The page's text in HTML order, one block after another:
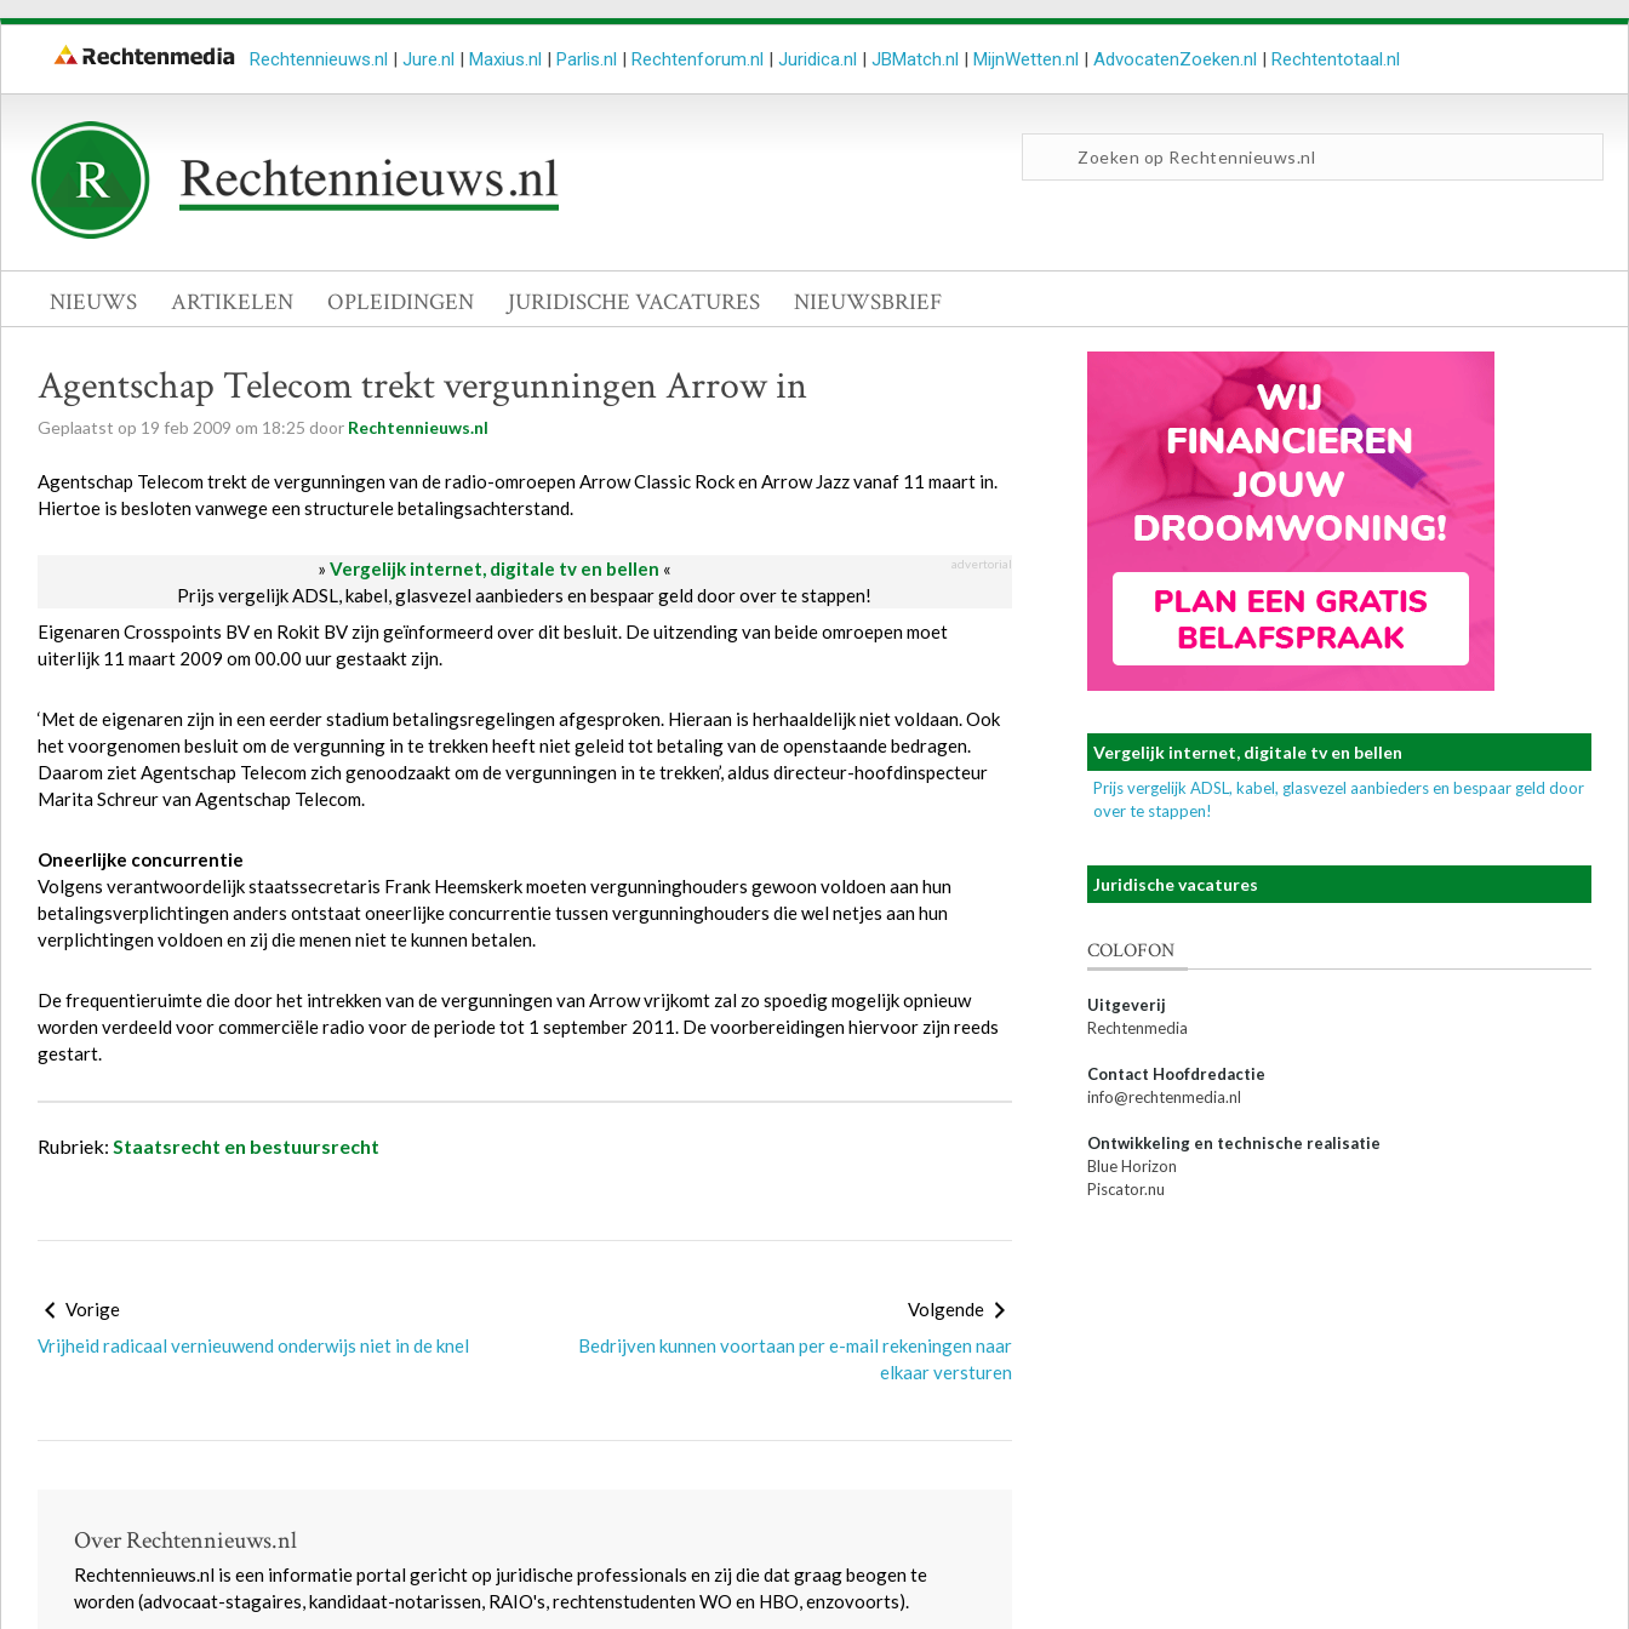
Rechtennieuws.nl | Jure.nl | Maxius.nl | Parlis.nl | Rechtenforum.nl | Juridica.nl | JBMatch.nl | MijnWetten.nl | AdvocatenZoeken.nl | Rechtentotaal.nl
NIEUWS ARTIKELEN OPLEIDINGEN JURIDISCHE VACATURES NIEUWSBRIEF
Agentschap Telecom trekt vergunningen Arrow in
Geplaatst op 19 feb 2009 om 18:25 door Rechtennieuws.nl
Agentschap Telecom trekt de vergunningen van de radio-omroepen Arrow Classic Rock en Arrow Jazz vanaf 11 maart in.
Hiertoe is besloten vanwege een structurele betalingsachterstand.
» Vergelijk internet, digitale tv en bellen « advertorial
Prijs vergelijk ADSL, kabel, glasvezel aanbieders en bespaar geld door over te stappen!
Eigenaren Crosspoints BV en Rokit BV zijn geïnformeerd over dit besluit. De uitzending van beide omroepen moet
uiterlijk 11 maart 2009 om 00.00 uur gestaakt zijn.
‘Met de eigenaren zijn in een eerder stadium betalingsregelingen afgesproken. Hieraan is herhaaldelijk niet voldaan. Ook
het voorgenomen besluit om de vergunning in te trekken heeft niet geleid tot betaling van de openstaande bedragen.
Daarom ziet Agentschap Telecom zich genoodzaakt om de vergunningen in te trekken’, aldus directeur-hoofdinspecteur
Marita Schreur van Agentschap Telecom.
Oneerlijke concurrentie
Volgens verantwoordelijk staatssecretaris Frank Heemskerk moeten vergunninghouders gewoon voldoen aan hun
betalingsverplichtingen anders ontstaat oneerlijke concurrentie tussen vergunninghouders die wel netjes aan hun
verplichtingen voldoen en zij die menen niet te kunnen betalen.
De frequentieruimte die door het intrekken van de vergunningen van Arrow vrijkomt zal zo spoedig mogelijk opnieuw
worden verdeeld voor commerciële radio voor de periode tot 1 september 2011. De voorbereidingen hiervoor zijn reeds
gestart.
Rubriek: Staatsrecht en bestuursrecht
Vorige
Vrijheid radicaal vernieuwend onderwijs niet in de knel
Volgende
Bedrijven kunnen voortaan per e-mail rekeningen naar
elkaar versturen
Over Rechtennieuws.nl
Rechtennieuws.nl is een informatie portal gericht op juridische professionals en zij die dat graag beogen te
worden (advocaat-stagaires, kandidaat-notarissen, RAIO's, rechtenstudenten WO en HBO, enzovoorts).
Vergelijk internet, digitale tv en bellen
Prijs vergelijk ADSL, kabel, glasvezel aanbieders en bespaar geld door
over te stappen!
Juridische vacatures
COLOFON
Uitgeverij
Rechtenmedia
Contact Hoofdredactie
info@rechtenmedia.nl
Ontwikkeling en technische realisatie
Blue Horizon
Piscator.nu